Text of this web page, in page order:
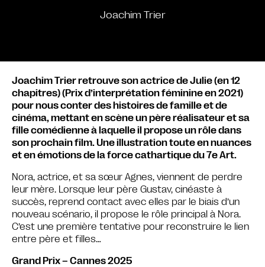
Joachim Trier
Joachim Trier retrouve son actrice de Julie (en 12
chapitres) (Prix d’interprétation féminine en 2021)
pour nous conter des histoires de famille et de
cinéma, mettant en scène un père réalisateur et sa
fille comédienne à laquelle il propose un rôle dans
son prochain film. Une illustration toute en nuances
et en émotions de la force cathartique du 7e Art.
Nora, actrice, et sa sœur Agnes, viennent de perdre
leur mère. Lorsque leur père Gustav, cinéaste à
succès, reprend contact avec elles par le biais d’un
nouveau scénario, il propose le rôle principal à Nora.
C’est une première tentative pour reconstruire le lien
entre père et filles…
Grand Prix – Cannes 2025